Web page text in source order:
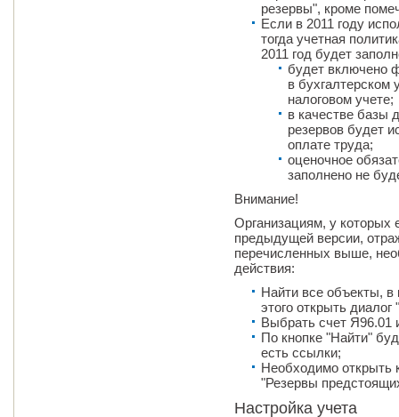
резервы", кроме
Если в 2011 году
тогда учетная
2011 год будет
будет включено
в бухгалтерском
налоговом учете;
в качестве базы
резервов будет
оплате труда;
оценочное
заполнено не
Внимание!
Организациям, у которых
предыдущей версии,
перечисленных выше,
действия:
Найти все объекты, в
этого открыть
Выбрать счет Я96.01
По кнопке "Найти"
есть ссылки;
Необходимо открыть
"Резервы
Настройка учета